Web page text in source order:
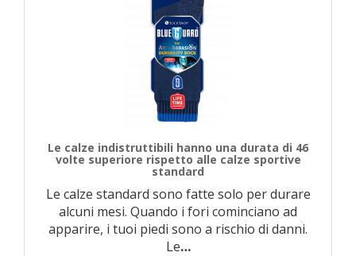
Le calze indistruttibili hanno una durata di 46
volte superiore rispetto alle calze sportive
standard
Le calze standard sono fatte solo per durare
alcuni mesi. Quando i fori cominciano ad
apparire, i tuoi piedi sono a rischio di danni.
Le…